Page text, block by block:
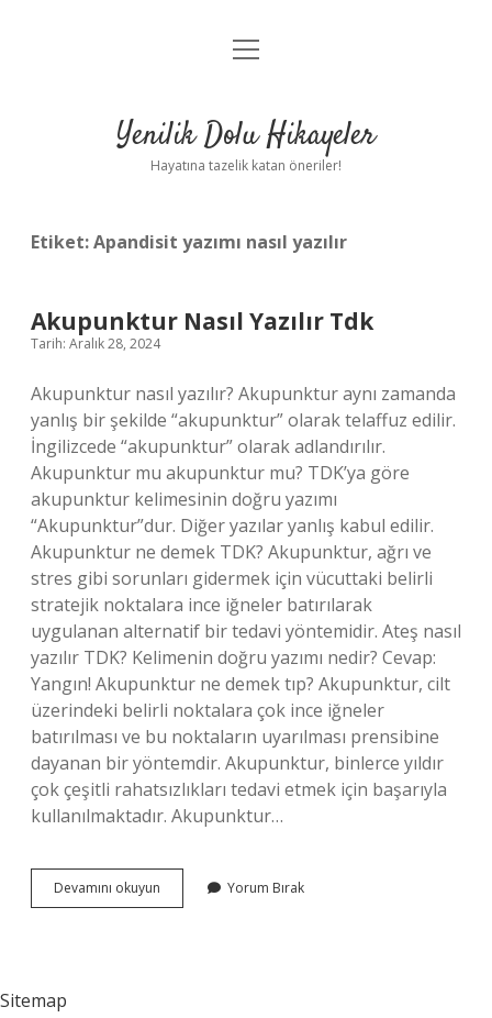
Anasayfa
Yasal Uyarı
menüyü
Yenilik Dolu Hikayeler
Hayatına tazelik katan öneriler!
Etiket:Apandisit yazımı nasıl yazılır
Akupunktur Nasıl Yazılır Tdk
Tarih: Aralık 28, 2024
Akupunktur nasıl yazılır? Akupunktur aynı zamanda
yanlış bir şekilde “akupunktur” olarak telaffuz edilir.
İngilizcede “akupunktur” olarak adlandırılır.
Akupunktur mu akupunktur mu? TDK’ya göre
akupunktur kelimesinin doğru yazımı
“Akupunktur”dur. Diğer yazılar yanlış kabul edilir.
Akupunktur ne demek TDK? Akupunktur, ağrı ve
stres gibi sorunları gidermek için vücuttaki belirli
stratejik noktalara ince iğneler batırılarak
uygulanan alternatif bir tedavi yöntemidir. Ateş nasıl
yazılır TDK? Kelimenin doğru yazımı nedir? Cevap:
Yangın! Akupunktur ne demek tıp? Akupunktur, cilt
üzerindeki belirli noktalara çok ince iğneler
batırılması ve bu noktaların uyarılması prensibine
dayanan bir yöntemdir. Akupunktur, binlerce yıldır
çok çeşitli rahatsızlıkları tedavi etmek için başarıyla
kullanılmaktadır. Akupunktur…
Devamını okuyun Akupunktur
Nasıl
Yorum Bırak
Sitemap